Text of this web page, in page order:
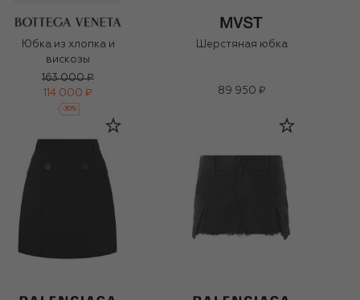
Юбка из хлопка и
вискозы
163 000 ₽
114 000 ₽
-30%
Шерстяная юбка
89 950 ₽